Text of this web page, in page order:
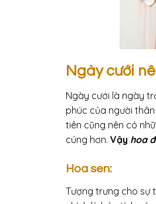
Ngày cưới
Ngày cưới là ngày
phúc của người
tiên cũng nên có
cúng hơn. Vậy hoa
Hoa sen:
Tượng trưng cho sự